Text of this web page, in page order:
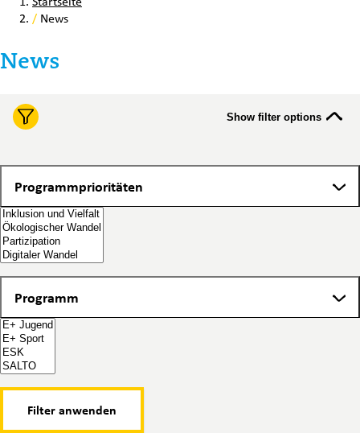
/ News
News
Show filter options
Programmprioritäten
Programm
Filter anwenden